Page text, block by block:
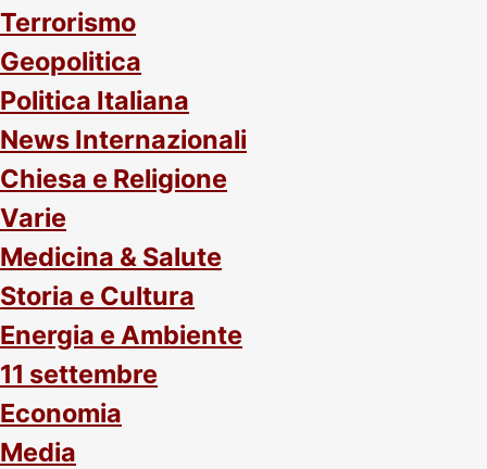
Terrorismo
Geopolitica
Politica Italiana
News Internazionali
Chiesa e Religione
Varie
Medicina & Salute
Storia e Cultura
Energia e Ambiente
11 settembre
Economia
Media